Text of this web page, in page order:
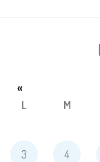
«
L M
3 4